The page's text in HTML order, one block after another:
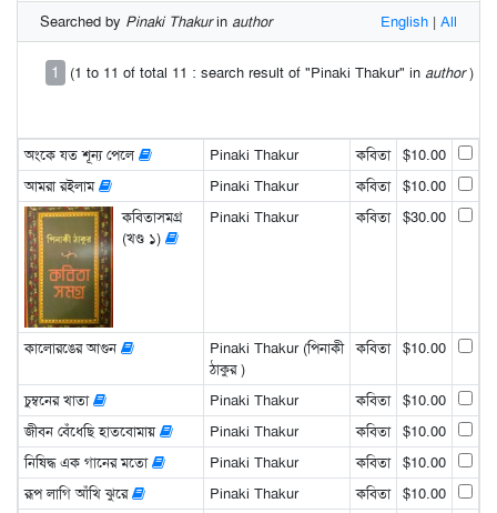
Searched by Pinaki Thakurin author English | All
1 (1 to 11 of total 11 : search result of "Pinaki Thakur" in author)
অংকে যত শূন্য পেলে Pinaki Thakur কবিতা
$10.00
আমরা রইলাম
Pinaki Thakur কবিতা
$10.00
কবিতাসমগ্র
(খণ্ড ১)
Pinaki Thakur কবিতা $30.00
কালোরঙের আগুন
Pinaki Thakur (পিনাকী
ঠাকুর )
কবিতা $10.00
চুম্বনের খাতা Pinaki Thakur কবিতা
$10.00
জীবন বেঁধেছি হাতবোমায়
Pinaki Thakur কবিতা
$10.00
নিষিদ্ধ এক গানের মতো
Pinaki Thakur কবিতা
$10.00
রূপ লাগি আঁখি ঝুরে
Pinaki Thakur কবিতা
$10.00